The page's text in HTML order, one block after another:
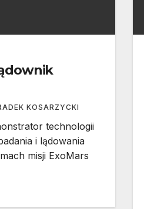
KOSARZYCKI
technologii
i lądowania
misji ExoMars